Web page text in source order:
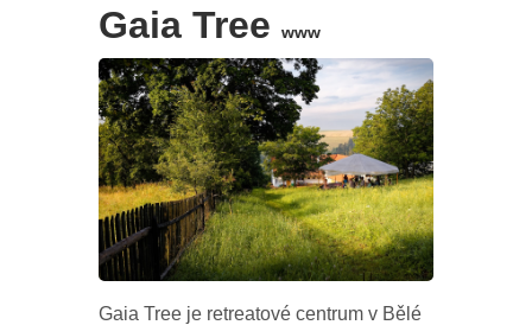
Gaia Treewww
Gaia Tree je retreatové centrum v Bělé